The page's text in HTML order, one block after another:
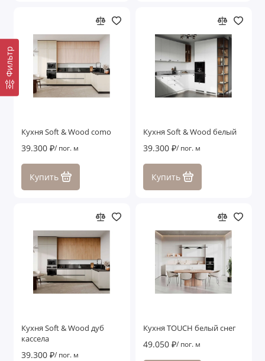
Фильтр
Кухня Soft & Wood como
39.300 ₽/ пог. м
Купить
Кухня Soft & Wood белый
39.300 ₽/ пог. м
Купить
Кухня Soft & Wood дуб
кассела
39.300 ₽/ пог. м
Кухня TOUCH белый снег
49.050 ₽/ пог. м